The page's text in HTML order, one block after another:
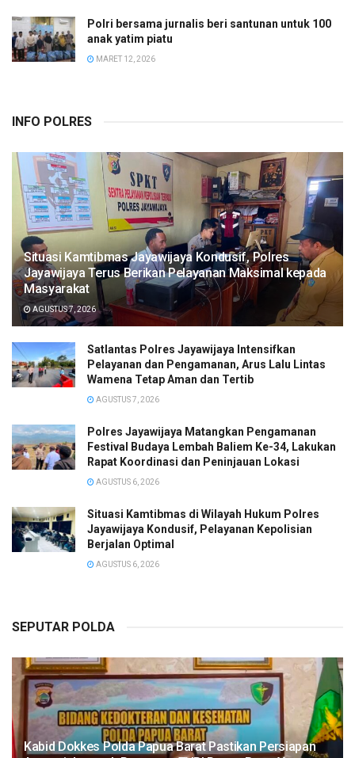
Polri bersama jurnalis beri santunan untuk 100
anak yatim piatu
MARET 12, 2026
INFO POLRES
Situasi Kamtibmas Jayawijaya Kondusif, Polres
Jayawijaya Terus Berikan Pelayanan Maksimal kepada
Masyarakat
AGUSTUS 7, 2026
Satlantas Polres Jayawijaya Intensifkan
Pelayanan dan Pengamanan, Arus Lalu Lintas
Wamena Tetap Aman dan Tertib
AGUSTUS 7, 2026
Polres Jayawijaya Matangkan Pengamanan
Festival Budaya Lembah Baliem Ke-34, Lakukan
Rapat Koordinasi dan Peninjauan Lokasi
AGUSTUS 6, 2026
Situasi Kamtibmas di Wilayah Hukum Polres
Jayawijaya Kondusif, Pelayanan Kepolisian
Berjalan Optimal
AGUSTUS 6, 2026
SEPUTAR POLDA
Kabid Dokkes Polda Papua Barat Pastikan Persiapan